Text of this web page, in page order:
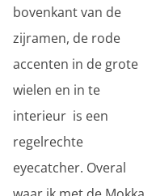
bovenkant van de
zijramen, de rode
accenten in de grote
wielen en in te
interieur is een
regelrechte
eyecatcher. Overal